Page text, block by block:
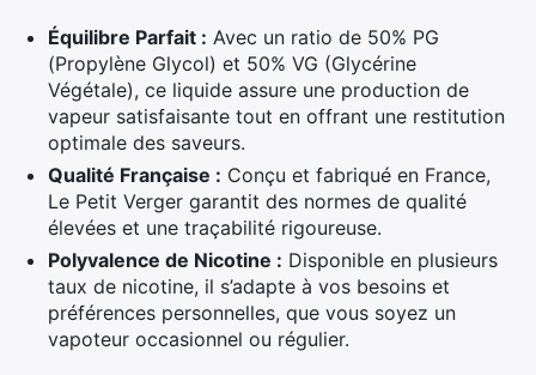
Équilibre Parfait : Avec un ratio de 50% PG
(Propylène Glycol) et 50% VG (Glycérine
Végétale), ce liquide assure une production de
vapeur satisfaisante tout en offrant une restitution
optimale des saveurs.
Qualité Française : Conçu et fabriqué en France,
Le Petit Verger garantit des normes de qualité
élevées et une traçabilité rigoureuse.
Polyvalence de Nicotine : Disponible en plusieurs
taux de nicotine, il s’adapte à vos besoins et
préférences personnelles, que vous soyez un
vapoteur occasionnel ou régulier.